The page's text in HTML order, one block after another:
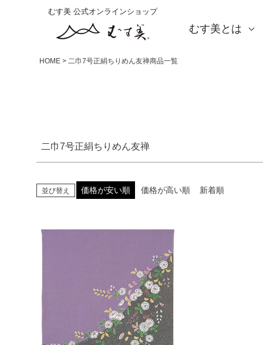
むす美 公式オンラインショップ
むす美とは
About us
会社概要
店舗案内
海外の方（English）
お取引をご希望の方
HOME 二巾7号正絹ちりめん友禅商品一覧
二巾7号正絹ちりめん友禅
カラー
並び替え 価格が安い順 価格が高い順 新着順